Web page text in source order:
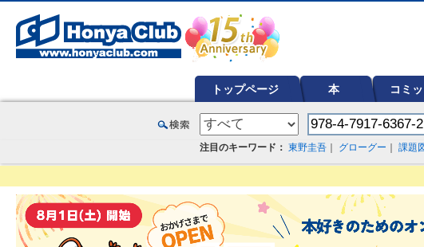
トップページ 本 コミ
注目のキーワード： 東野圭吾 グローグー 課題